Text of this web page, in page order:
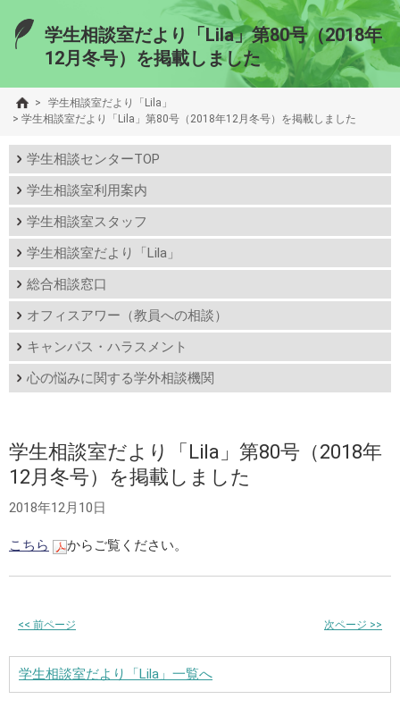
学生相談室だより「Lila」第80号（2018年
12月冬号）を掲載しました
>
学生相談室だより「Lila」
> 学生相談室だより「Lila」第80号（2018年12月冬号）を掲載しました
学生相談センターTOP
学生相談室利用案内
学生相談室スタッフ
学生相談室だより「Lila」
総合相談窓口
オフィスアワー（教員への相談）
キャンパス・ハラスメント
心の悩みに関する学外相談機関
学生相談室だより「Lila」第80号（2018年
12月冬号）を掲載しました
2018年12月10日
こちら からご覧ください。
<< 前ページ 次ページ >>
学生相談室だより「Lila」一覧へ